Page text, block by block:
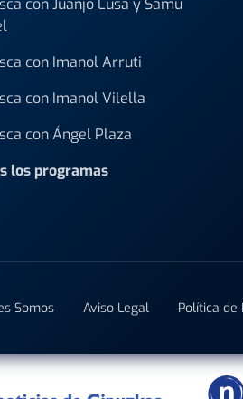
con Juanjo Lusa y Samu
con Imanol Arruti
con Imanol Vilella
con Ángel Plaza
los programas
Somos Aviso Legal Política de